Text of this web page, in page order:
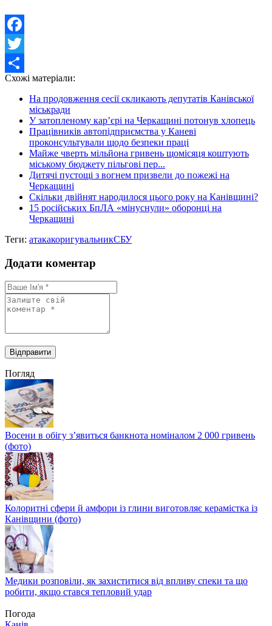
Facebook
Twitter
Share
Схожі матеріали:
На продовження сесії скликають депутатів Канівської
міськради
У затопленому кар’єрі на Черкащині потонув хлопець
Працівників автопідприємства у Каневі
проконсультували щодо безпеки праці
Майже чверть мільйона гривень щомісяця коштують
міському бюджету пільгові пер...
Дитячі пустощі з вогнем призвели до пожежі на
Черкащині
Скільки двійнят народилося цього року на Канівщині?
15 російських БпЛА «мінуснули» оборонці на
Черкащині
Теги: атакакоригувальникСБУ
Додати коментар
Погляд
Восени в обігу з’явиться банкнота номіналом 2 000 гривень
(фото)
Колоритні сфери й амфори із глини виготовляє керамістка із
Канівщини (фото)
Медики розповіли, як захиститися від впливу спеки та що
робити, якщо стався тепловий удар
Погода